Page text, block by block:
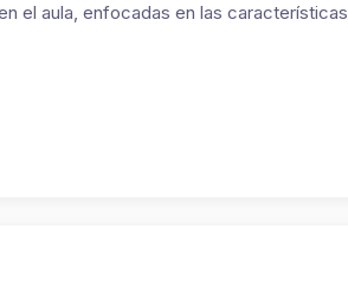
el aula, enfocadas en las características